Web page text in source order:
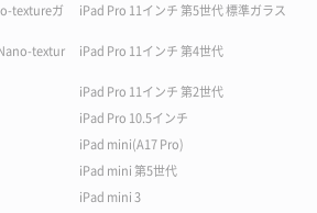
textureガ
iPad Pro 11インチ 第5世代 標準ガラス
textur iPad Pro 11インチ 第4世代
iPad Pro 11インチ 第2世代
iPad Pro 10.5インチ
iPad mini(A17 Pro)
iPad mini 第5世代
iPad mini 3